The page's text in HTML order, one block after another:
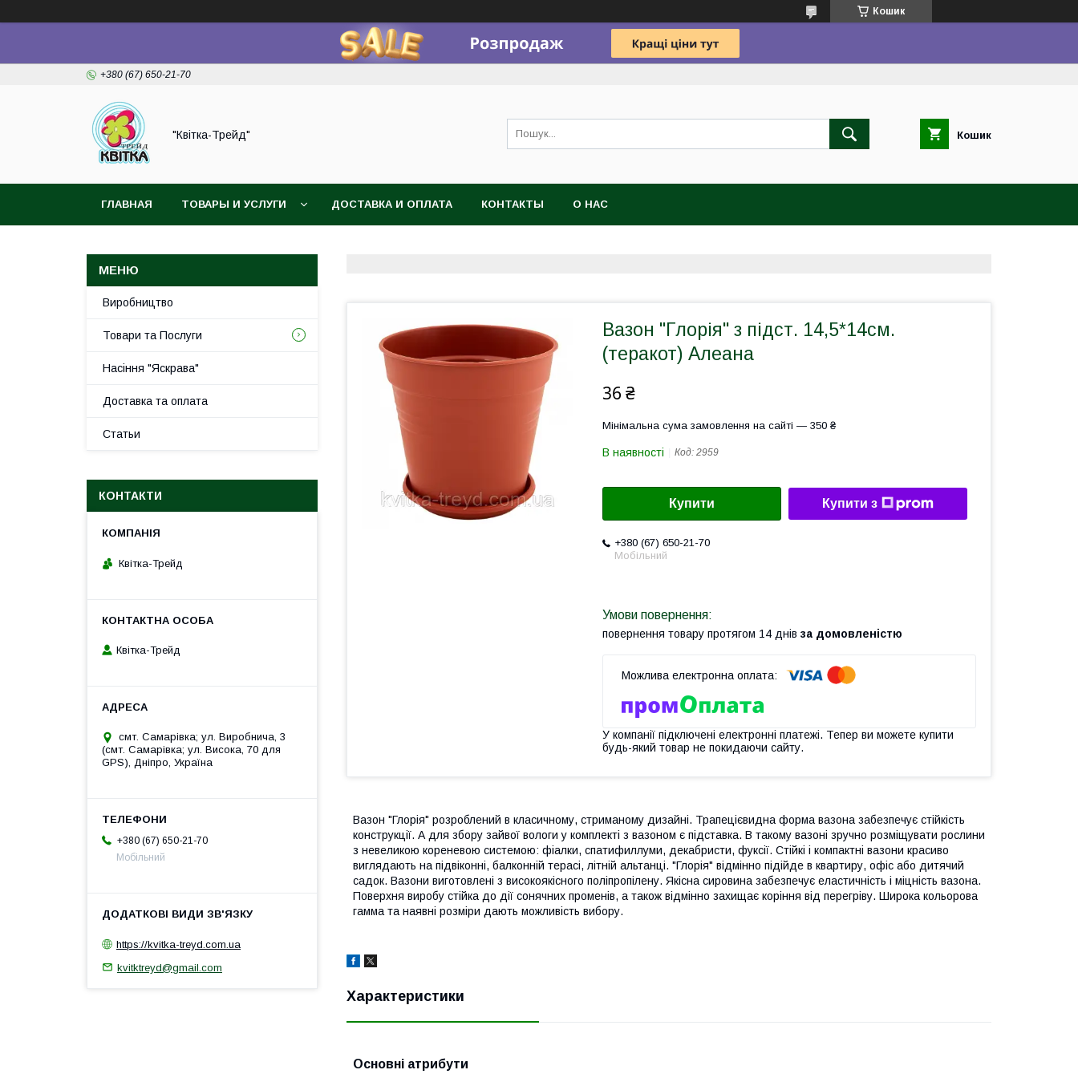
Кошик
+380 (67) 650-21-70
"Квітка-Трейд" Кошик
ГЛАВНАЯ ТОВАРЫ И УСЛУГИ ДОСТАВКА И ОПЛАТА КОНТАКТЫ О НАС
Вазон "Глорія" з підст. 14,5*14см.
(теракот) Алеана
36 ₴
Мінімальна сума замовлення на сайті — 350 ₴
В наявності Код: 2959
Купити Купити з
+380 (67) 650-21-70
Мобільний
повернення товару протягом 14 днів за домовленістю
У компанії підключені електронні платежі. Тепер ви можете купити
будь-який товар не покидаючи сайту.
Вазон "Глорія" розроблений в класичному, стриманому дизайні. Трапецієвидна форма вазона забезпечує стійкість
конструкції. А для збору зайвої вологи у комплекті з вазоном є підставка. В такому вазоні зручно розміщувати рослини
з невеликою кореневою системою: фіалки, спатифиллуми, декабристи, фуксії. Стійкі і компактні вазони красиво
виглядають на підвіконні, балконній терасі, літній альтанці. "Глорія" відмінно підійде в квартиру, офіс або дитячий
садок. Вазони виготовлені з високоякісного поліпропілену. Якісна сировина забезпечує еластичність і міцність вазона.
Поверхня виробу стійка до дії сонячних променів, а також відмінно захищає коріння від перегріву. Широка кольорова
гамма та наявні розміри дають можливість вибору.
Характеристики
Основні атрибути
Виробництво
Товари та Послуги
Насіння "Яскрава"
Доставка та оплата
Статьи
КОНТАКТИ
Квітка-Трейд
Квітка-Трейд
смт. Самарівка; ул. Виробнича, 3
(смт. Самарівка; ул. Висока, 70 для
GPS), Дніпро, Україна
+380 (67) 650-21-70
Мобільний
https://kvitka-treyd.com.ua
kvitktreyd@gmail.com